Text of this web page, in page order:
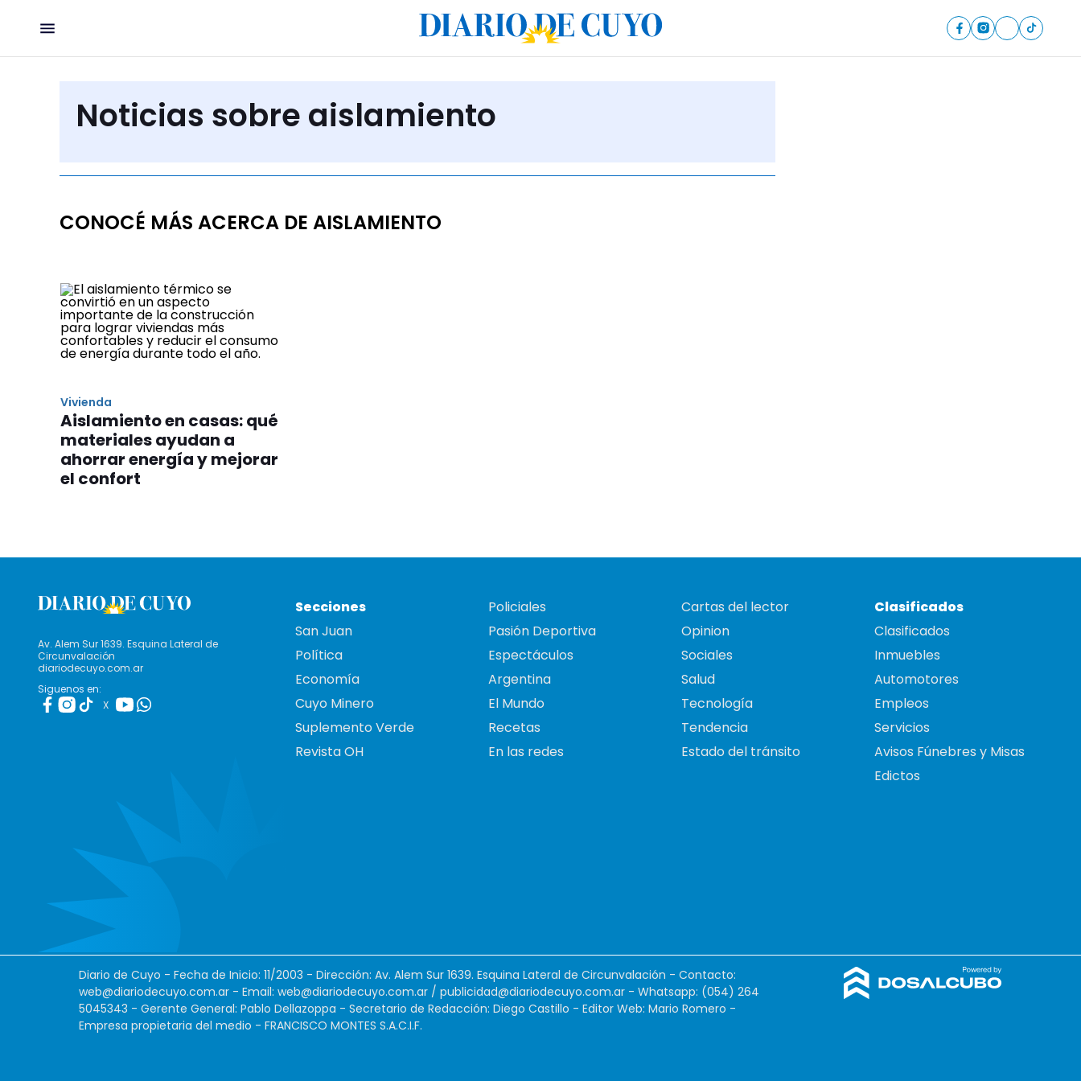
Noticias sobre aislamiento
CONOCÉ MÁS ACERCA DE AISLAMIENTO
Vivienda
Aislamiento en casas: qué
materiales ayudan a
ahorrar energía y mejorar
el confort
Av. Alem Sur 1639. Esquina Lateral de
Circunvalación
diariodecuyo.com.ar
Siguenos en:
X
Secciones
San Juan
Política
Economía
Cuyo Minero
Suplemento Verde
Revista OH
Policiales
Pasión Deportiva
Espectáculos
Argentina
El Mundo
Recetas
En las redes
Cartas del lector
Opinion
Sociales
Salud
Tecnología
Tendencia
Estado del tránsito
Clasificados
Clasificados
Inmuebles
Automotores
Empleos
Servicios
Avisos Fúnebres y Misas
Edictos
Diario de Cuyo - Fecha de Inicio: 11/2003 - Dirección: Av. Alem Sur 1639. Esquina Lateral de Circunvalación - Contacto:
web@diariodecuyo.com.ar - Email: web@diariodecuyo.com.ar / publicidad@diariodecuyo.com.ar - Whatsapp: (054) 264
5045343 - Gerente General: Pablo Dellazoppa - Secretario de Redacción: Diego Castillo - Editor Web: Mario Romero -
Empresa propietaria del medio - FRANCISCO MONTES S.A.C.I.F.